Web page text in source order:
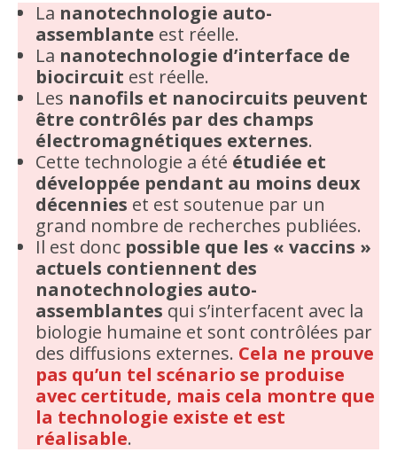
La nanotechnologie auto-
assemblante est réelle.
La nanotechnologie d’interface de
biocircuit est réelle.
Les nanofils et nanocircuits peuvent
être contrôlés par des champs
électromagnétiques externes.
Cette technologie a été étudiée et
développée pendant au moins deux
décennies et est soutenue par un
grand nombre de recherches publiées.
Il est donc possible que les « vaccins »
actuels contiennent des
nanotechnologies auto-
assemblantes qui s’interfacent avec la
biologie humaine et sont contrôlées par
des diffusions externes. Cela ne prouve
pas qu’un tel scénario se produise
avec certitude, mais cela montre que
la technologie existe et est
réalisable.